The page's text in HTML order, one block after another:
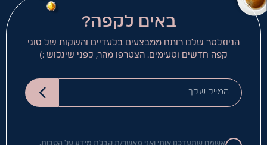
באים לקפה?
הניוזלטר שלנו רותח ממבצעים בלעדיים והשקות של סוגי
קפה חדשים וטעימים. הצטרפו מהר, לפני שיגלוש :)
המייל שלך
אשמח שתעדכנו אותי ואני מאשר/ת קבלת מידע על הטבות,